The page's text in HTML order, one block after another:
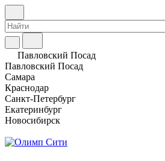
Павловский Посад
Павловский Посад
Самара
Краснодар
Санкт-Петербург
Екатеринбург
Новосибирск